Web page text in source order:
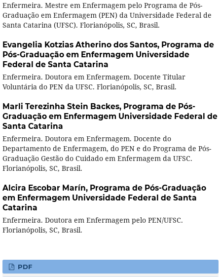
Enfermeira. Mestre em Enfermagem pelo Programa de Pós-
Graduação em Enfermagem (PEN) da Universidade Federal de
Santa Catarina (UFSC). Florianópolis, SC, Brasil.
Evangelia Kotzias Atherino dos Santos, Programa de
Pós-Graduação em Enfermagem Universidade
Federal de Santa Catarina
Enfermeira. Doutora em Enfermagem. Docente Titular
Voluntária do PEN da UFSC. Florianópolis, SC, Brasil.
Marli Terezinha Stein Backes, Programa de Pós-
Graduação em Enfermagem Universidade Federal de
Santa Catarina
Enfermeira. Doutora em Enfermagem. Docente do
Departamento de Enfermagem, do PEN e do Programa de Pós-
Graduação Gestão do Cuidado em Enfermagem da UFSC.
Florianópolis, SC, Brasil.
Alcira Escobar Marín, Programa de Pós-Graduação
em Enfermagem Universidade Federal de Santa
Catarina
Enfermeira. Doutora em Enfermagem pelo PEN/UFSC.
Florianópolis, SC, Brasil.
PDF